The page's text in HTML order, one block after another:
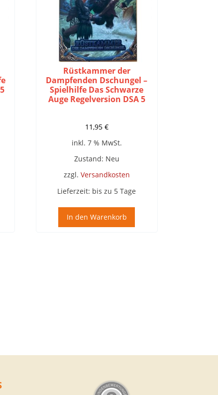
Rüstkammer der
Dampfenden Dschungel –
Spielhilfe Das Schwarze
Auge Regelversion DSA 5
11,95 €
inkl. 7 % MwSt.
Zustand: Neu
zzgl. Versandkosten
Lieferzeit: bis zu 5 Tage
In den Warenkorb